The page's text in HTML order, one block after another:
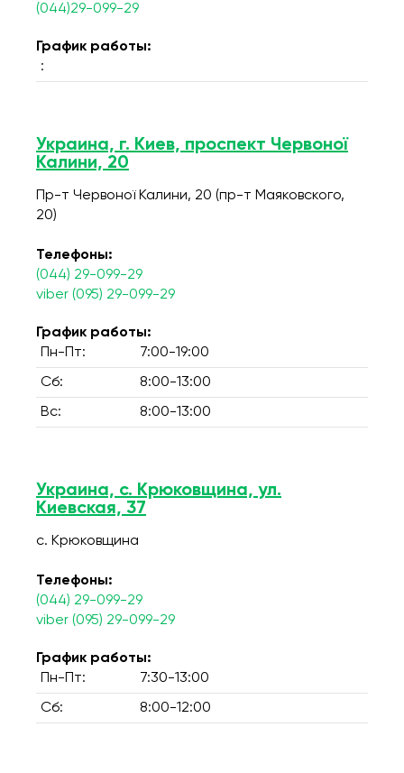
(044)29-099-29
График работы:
:
Украина, г. Киев, проспект Червоної
Калини, 20
Пр-т Червоної Калини, 20 (пр-т Маяковского,
20)
Телефоны:
(044) 29-099-29
viber (095) 29-099-29
График работы:
Пн-Пт:
7:00-19:00
Сб: 8:00-13:00
Вс: 8:00-13:00
Украина, с. Крюковщина, ул.
Киевская, 37
с. Крюковщина
Телефоны:
(044) 29-099-29
viber (095) 29-099-29
График работы:
Пн-Пт:
7:30-13:00
Сб: 8:00-12:00